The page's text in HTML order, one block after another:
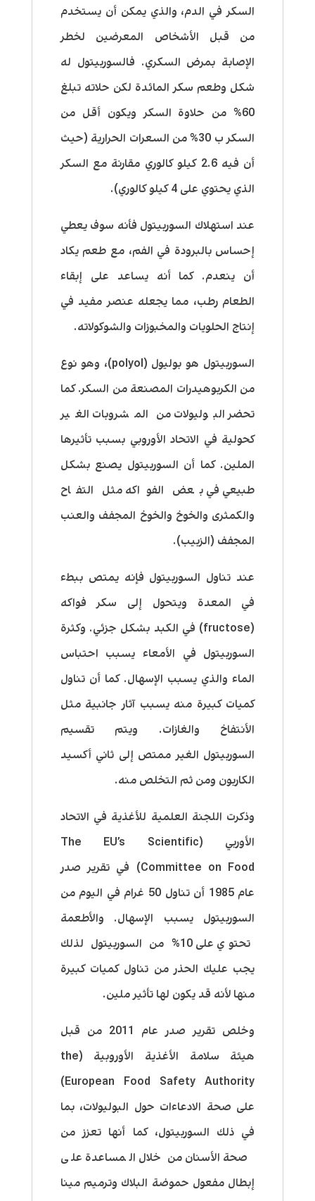
السكر في الدم، والذي يمكن أن يستخدم
من قبل الأشخاص المعرضين لخطر
الإصابة بمرض السكري. فالسوربيتول له
شكل وطعم سكر المائدة لكن حلاته تبلغ
60% من حلاوة السكر ويكون أقل من
السكر ب 30% من السعرات الحرارية (حيث
أن فيه 2.6 كيلو كالوري مقارنة مع السكر
الذي يحتوي على 4 كيلو كالوري).
عند استهلاك السوربيتول فأنه سوف يعطي
إحساس بالبرودة في الفم، مع طعم يكاد
أن ينعدم. كما أنه يساعد على إبقاء
الطعام رطب، مما يجعله عنصر مفيد في
إنتاج الحلويات والمخبوزات والشوكولاته.
السوربيتول هو بوليول (polyol)، وهو نوع
من الكربوهيدرات المصنعة من السكر. كما
تحضر البوليولات من المشروبات الغير
كحولية في الاتحاد الأوروبي بسبب تأثيرها
الملين. كما أن السوربيتول يصنع بشكل
طبيعي في بعض الفواكه مثل التفاح
والكمثرى والخوخ والخوخ المجفف والعنب
المجفف (الزبيب).
عند تناول السوربيتول فإنه يمتص ببطء
في المعدة ويتحول إلى سكر فواكه
(fructose) في الكبد بشكل جزئي. وكثرة
السوربيتول في الأمعاء يسبب احتباس
الماء والذي يسبب الإسهال. كما أن تناول
كميات كبيرة منه يسبب آثار جانبية مثل
الأنتفاخ والغازات. ويتم تقسيم
السوربيتول الغير ممتص إلى ثاني أكسيد
الكاربون ومن ثم التخلص منه.
وذكرت اللجنة العلمية للأغذية في الاتحاد
الأوربي (The EU’s Scientific
Committee on Food) في تقرير صدر
عام 1985 أن تناول 50 غرام في اليوم من
السوربيتول يسبب الإسهال. والأطعمة
تحتوي على 10% من السوربيتول لذلك
يجب عليك الحذر من تناول كميات كبيرة
منها لأنه قد يكون لها تأثير ملين.
وخلص تقرير صدر عام 2011 من قبل
هيئة سلامة الأغذية الأوروبية (the
European Food Safety Authority)
على صحة الادعاءات حول البوليولات، بما
في ذلك السوربيتول، كما أنها تعزز من
صحة الأسنان من خلال المساعدة على
إبطال مفعول حموضة البلاك وترميم مينا